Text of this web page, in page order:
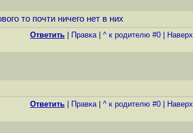
то почти ничего нет в них
Ответить Правка| ^ к родителю #0 Наверх
Ответить Правка| ^ к родителю #0 Наверх